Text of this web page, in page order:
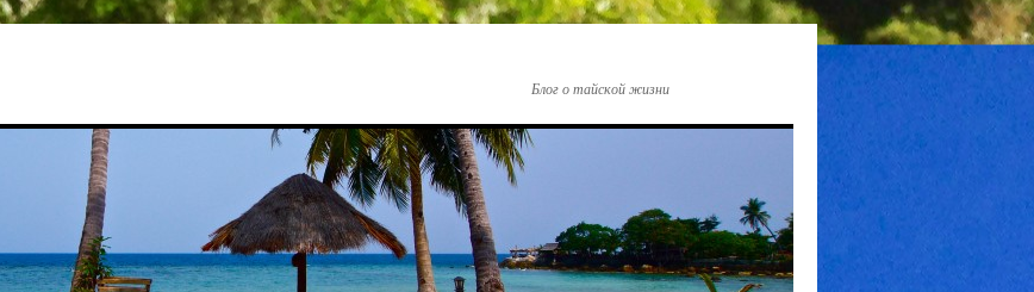
Блог о тайской жизни